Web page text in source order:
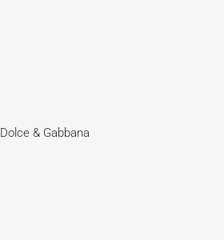
Dolce & Gabbana